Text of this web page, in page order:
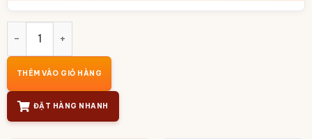
THÊM VÀO GIỎ HÀNG
ĐẶT HÀNG NHANH